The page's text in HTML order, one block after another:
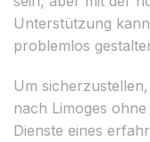
Unterstützung
problemlos
Um
nach Limoges
Dienste eines